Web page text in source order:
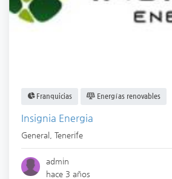
Franquicias Energías renovables
Insignia Energia
General Tenerife
admin
hace 3 años